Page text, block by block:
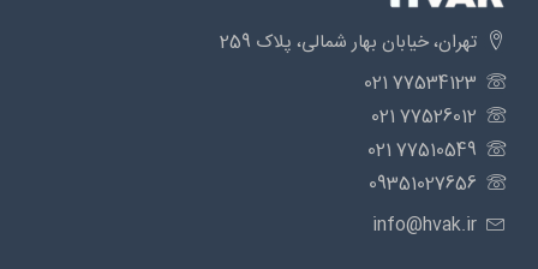
تهران، خیابان بهار شمالی، پلاک 259
77534123 021
77526012 021
77510549 021
09351027656
info@hvak.ir